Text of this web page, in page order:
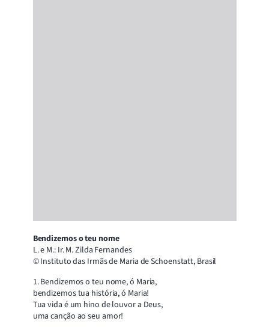
Bendizemos o teu nome
L. e M.: Ir. M. Zilda Fernandes
© Instituto das Irmãs de Maria de Schoenstatt, Brasil
1. Bendizemos o teu nome, ó Maria,
bendizemos tua história, ó Maria!
Tua vida é um hino de louvor a Deus,
uma canção ao seu amor!